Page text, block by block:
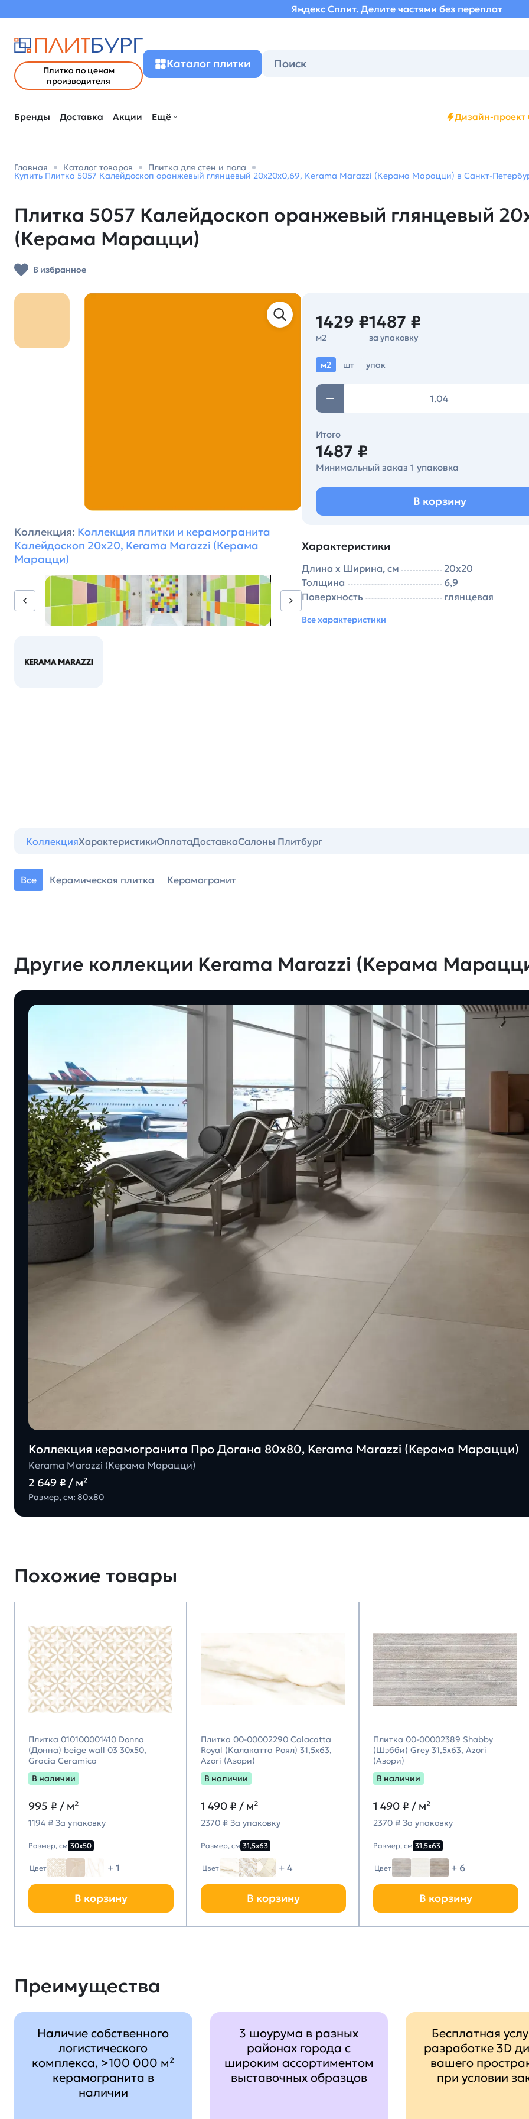
Яндекс Сплит. Делите частями без переплат
Плитка по ценам
производителя
Каталог плитки
Бренды Доставка Акции Ещё Дизайн-проект
Главная Каталог товаров Плитка для стен и пола
Купить Плитка 5057 Калейдоскоп оранжевый глянцевый 20x20x0,69, Kerama Marazzi (Керама Марацци) в Санкт-
Плитка 5057 Калейдоскоп оранжевый глянцевый
(Керама Марацци)
В избранное
Коллекция: Коллекция плитки и керамогранита
Калейдоскоп 20х20, Kerama Marazzi (Керама
Марацци)
1429 ₽
м2
1487 ₽
за упаковку
м2 шт упак
Итого
1487 ₽
Минимальный заказ 1 упаковка
В корзину
Характеристики
Длина х Ширина, см
20х20
Толщина
6,9
Поверхность
глянцевая
Все характеристики
КоллекцияХарактеристикиОплатаДоставкаСалоны Плитбург
Все Керамическая плитка Керамогранит
Другие коллекции Kerama Marazzi (Керама
Коллекция керамогранита Про Догана 80х80, Kerama Marazzi (Керама Марацци)
Kerama Marazzi (Керама Марацци)
2 649 ₽ / м²
Размер, см: 80х80
Похожие товары
Плитка 010100001410 Donna
(Донна) beige wall 03 30х50,
Gracia Ceramica
В наличии
995 ₽ / м²
1194 ₽ За упаковку
Размер, см 30х50
Цвет + 1
В корзину
Плитка 00-00002290 Calacatta
Royal (Калакатта Роял) 31,5х63,
Azori (Азори)
В наличии
1 490 ₽ / м²
2370 ₽ За упаковку
Размер, см 31,5х63
Цвет + 4
В корзину
Плитка 00-00002389 Shabby
(Шэбби) Grey 31,5х63, Azori
(Азори)
В наличии
1 490 ₽ / м²
2370 ₽ За упаковку
Размер, см 31,5х63
Цвет + 6
В корзину
Преимущества
Наличие собственного
логистического
комплекса, >100 000 м²
керамогранита в
наличии
3 шоурума в разных
районах города с
широким ассортиментом
выставочных образцов
Бесплатная
разработке 3D
вашего
при условии